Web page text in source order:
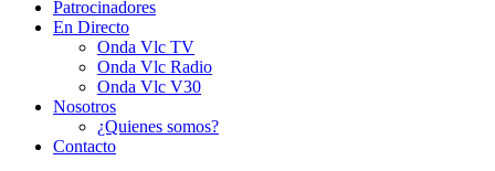
Patrocinadores
En Directo
Onda Vlc TV
Onda Vlc Radio
Onda Vlc V30
Nosotros
¿Quienes somos?
Contacto